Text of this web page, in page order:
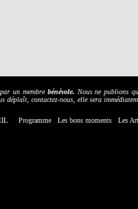
un membre bénévole. Nous ne publions
déplaît, contactez-nous, elle sera
Programme Les bons moments Les